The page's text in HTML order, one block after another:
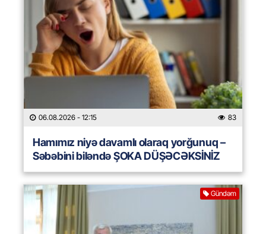
06.08.2026 - 12:15 83
Hamımız niyə davamlı olaraq yorğunuq –
Səbəbini biləndə ŞOKA DÜŞƏCƏKSİNİZ
Gündəm